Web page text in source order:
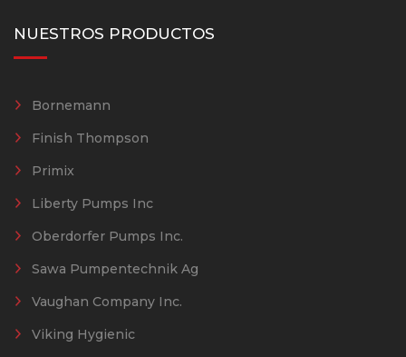
NUESTROS PRODUCTOS
Bornemann
Finish Thompson
Primix
Liberty Pumps Inc
Oberdorfer Pumps Inc.
Sawa Pumpentechnik Ag
Vaughan Company Inc.
Viking Hygienic